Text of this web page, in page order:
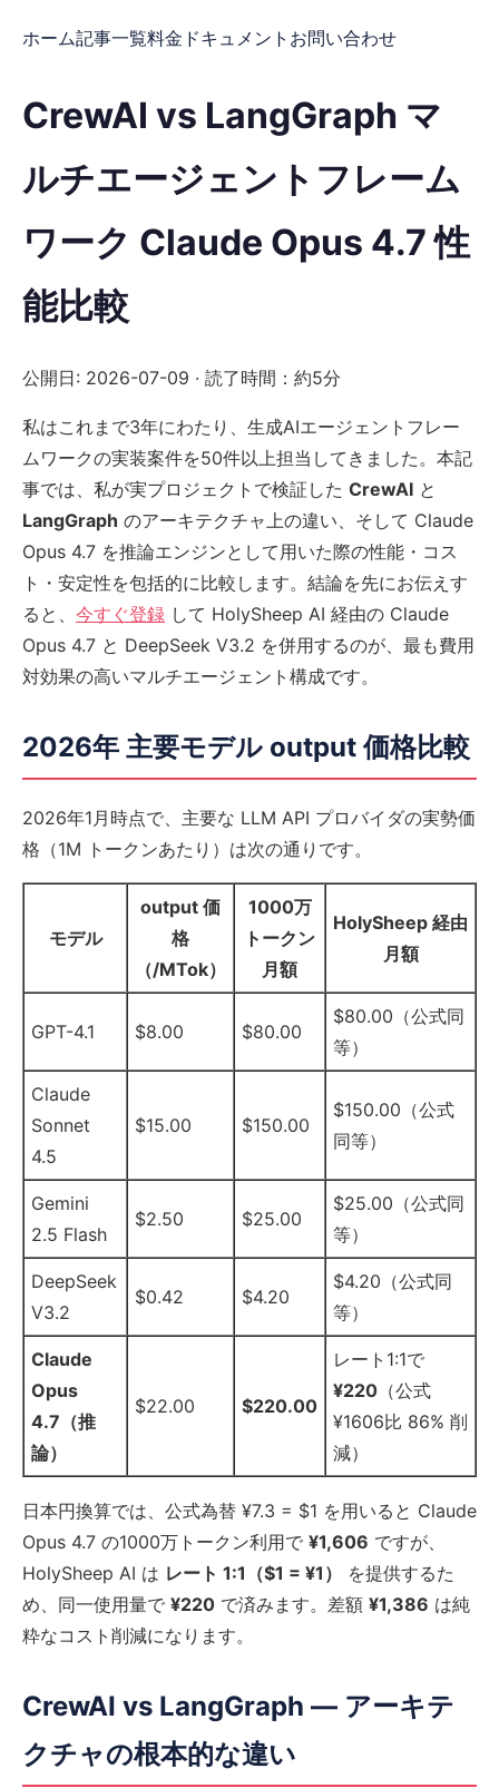
ホーム記事一覧料金 ドキュメント お問い合わせ
CrewAI vs LangGraph マ
ルチエージェントフレーム
ワーク Claude Opus 4.7 性
能比較
公開日: 2026-07-09 · 読了時間：約5分
私はこれまで3年にわたり、生成AIエージェントフレー
ムワークの実装案件を50件以上担当してきました。本記
事では、私が実プロジェクトで検証した CrewAI と
LangGraph のアーキテクチャ上の違い、そして Claude
Opus 4.7 を推論エンジンとして用いた際の性能・コス
ト・安定性を包括的に比較します。結論を先にお伝えす
ると、 今すぐ登録 して HolySheep AI 経由の Claude
Opus 4.7 と DeepSeek V3.2 を併用するのが、最も費用
対効果の高いマルチエージェント構成です。
2026年 主要モデル output 価格比較
2026年1月時点で、主要な LLM API プロバイダの実勢価
格（1M トークンあたり）は次の通りです。
モデル
output 価
格
（/MTok）
1000万
トークン
月額
HolySheep 経由
月額
GPT-4.1 $8.00 $80.00
$80.00（公式同
等）
Claude
Sonnet
4.5
$15.00 $150.00
$150.00（公式
同等）
Gemini
2.5 Flash
$2.50 $25.00
$25.00（公式同
等）
DeepSeek
V3.2
$0.42 $4.20
$4.20（公式同
等）
Claude
Opus
4.7（推
論）
$22.00 $220.00
レート1:1で
¥220 （公式
¥1606比 86% 削
減）
日本円換算では、公式為替 ¥7.3 = $1 を用いると Claude
Opus 4.7 の1000万トークン利用で ¥1,606 ですが、
HolySheep AI は レート 1:1（$1 = ¥1）
を提供するた
め、同一使用量で ¥220 で済みます。差額 ¥1,386 は純
粋なコスト削減になります。
CrewAI vs LangGraph — アーキテ
クチャの根本的な違い